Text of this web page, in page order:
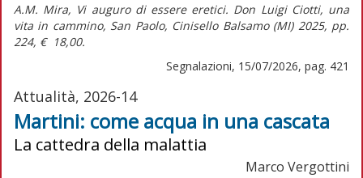
A.M. Mira, Vi auguro di essere eretici. Don Luigi Ciotti, una
vita in cammino, San Paolo, Cinisello Balsamo (MI) 2025, pp.
224, € 18,00.
Segnalazioni, 15/07/2026, pag. 421
Attualità, 2026-14
Martini: come acqua in una cascata
La cattedra della malattia
Marco Vergottini